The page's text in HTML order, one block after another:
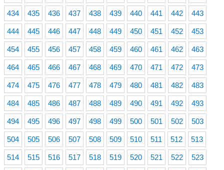
434 435 436 437 438 439 440 441 442 443
444 445 446 447 448 449 450 451 452 453
454 455 456 457 458 459 460 461 462 463
464 465 466 467 468 469 470 471 472 473
474 475 476 477 478 479 480 481 482 483
484 485 486 487 488 489 490 491 492 493
494 495 496 497 498 499 500 501 502 503
504 505 506 507 508 509 510 511 512 513
514 515 516 517 518 519 520 521 522 523